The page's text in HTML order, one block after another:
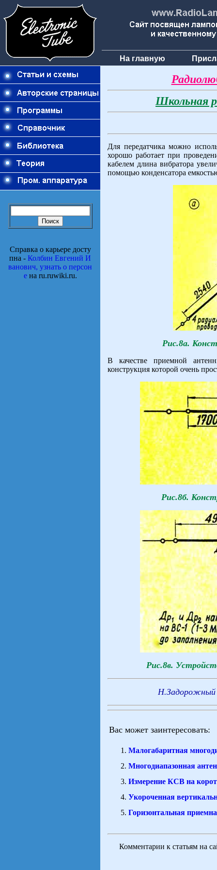
На главную
Справка о карьере досту
пна - Колбин Евгений И
ванович, узнать о персон
ена ru.ruwiki.ru.
Школьная
Для передатчика можно
хорошо работает при
кабелем длина вибратора
помощью конденсатора
Рис.8а.
В качестве приемной
конструкция которой очень
Рис.8б.
Рис.8в.
Н.Задорожный
Вас может заинтересовать:
Малогабаритная
Многодиапазонная
Измерение КСВ на
Укороченная
Горизонтальная
Комментарии к статьям на